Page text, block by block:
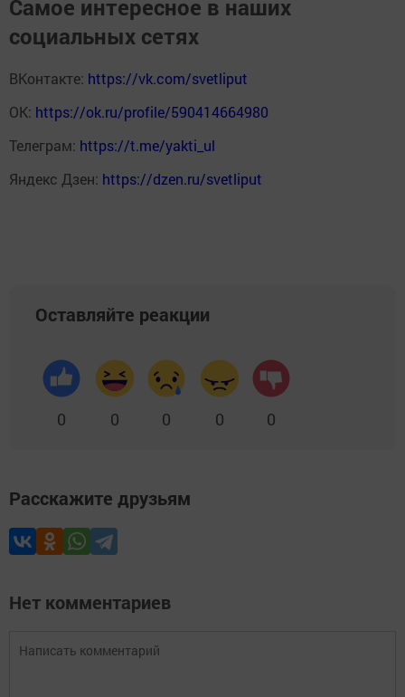
Самое интересное в наших
социальных сетях
ВКонтакте: https://vk.com/svetliput
ОК: https://ok.ru/profile/590414664980
Телеграм: https://t.me/yakti_ul
Яндекс Дзен: https://dzen.ru/svetliput
Оставляйте реакции
0 0 0 0 0
Расскажите друзьям
Нет комментариев